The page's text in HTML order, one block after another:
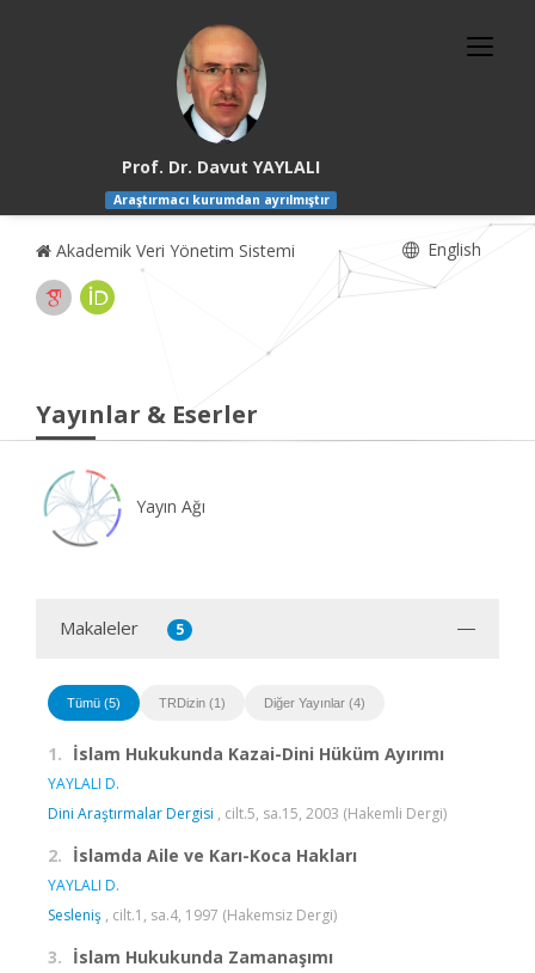
Prof. Dr. Davut YAYLALI
Araştırmacı kurumdan ayrılmıştır
Akademik Veri Yönetim Sistemi English
Yayınlar & Eserler
Yayın Ağı
Makaleler 5
Tümü (5) TRDizin (1) Diğer Yayınlar (4)
1. İslam Hukukunda Kazai-Dini Hüküm Ayırımı
YAYLALI D.
Dini Araştırmalar Dergisi , cilt.5, sa.15, 2003 (Hakemli Dergi)
2. İslamda Aile ve Karı-Koca Hakları
YAYLALI D.
Sesleniş , cilt.1, sa.4, 1997 (Hakemsiz Dergi)
3. İslam Hukukunda Zamanaşımı